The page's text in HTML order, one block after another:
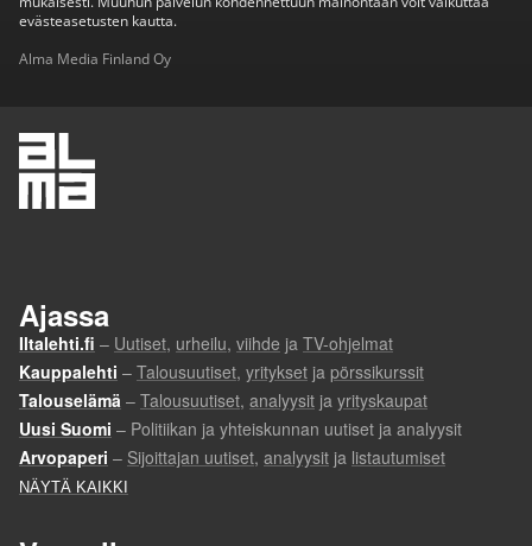
evästeasetusten kautta.
Alma Media Finland Oy